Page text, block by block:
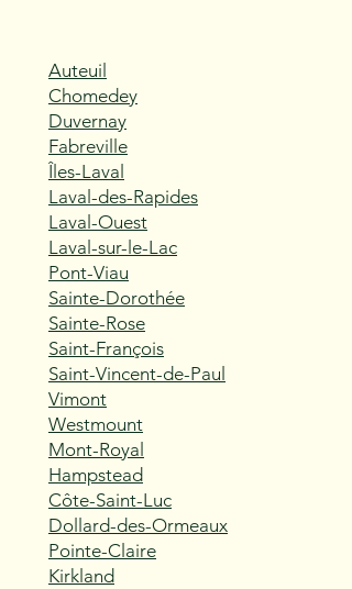
Auteuil
Chomedey
Duvernay
Fabreville
Îles-Laval
Laval-des-Rapides
Laval-Ouest
Laval-sur-le-Lac
Pont-Viau
Sainte-Dorothée
Sainte-Rose
Saint-François
Saint-Vincent-de-Paul
Vimont
Westmount
Mont-Royal
Hampstead
Côte-Saint-Luc
Dollard-des-Ormeaux
Pointe-Claire
Kirkland